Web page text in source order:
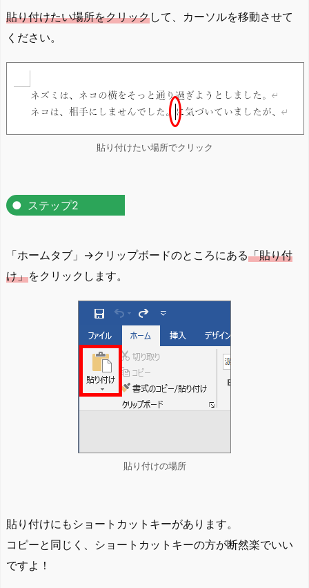
貼り付けたい場所をクリックして、カーソルを移動させて
ください。
貼り付けたい場所でクリック
ステップ2
「ホームタブ」→クリップボードのところにある「貼り付
け」をクリックします。
貼り付けの場所
貼り付けにもショートカットキーがあります。
コピーと同じく、ショートカットキーの方が断然楽でいい
ですよ！